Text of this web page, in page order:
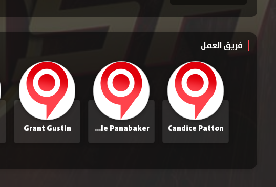
فريق العمل
Candice Patton
Danielle Panabaker
Grant Gustin